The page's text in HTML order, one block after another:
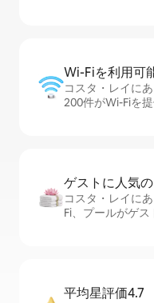
Wi-Fiを利⁠用⁠可⁠
コスタ・レイに
200件がWi-Fiを
ゲストに人⁠気⁠
コスタ・レイに
Fi、プールがゲ
平均星評価4.7